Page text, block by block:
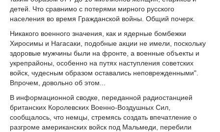
детей. Что сравнимо с потерями мирного русского
населения во время Гражданской войны. Общий почерк.
Никакого военного значения, как и ядерные бомбежки
Хиросимы и Нагасаки, подобные акции не имели, поскольку
здоровые мужчины были на фронте, а военные объекты и
укрепрайоны, особенно на путях наступления советских
войск, чудесным образом оставались неповрежденными".
Впрочем, довольно об этом...
В информационной сводке, переданной радиостанцией
британских Королевских Военно-Воздушных Сил,
сообщалось, что немцы, стремясь создать впечатление о
разгроме американских войск под Мальмеди, перебили